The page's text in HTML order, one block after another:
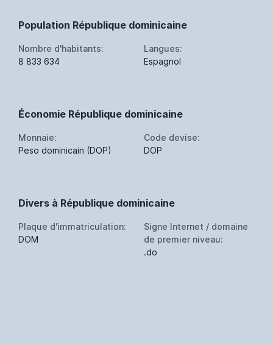
Population République dominicaine
Nombre d'habitants:
8 833 634
Langues:
Espagnol
Économie République dominicaine
Monnaie:
Peso dominicain (DOP)
Code devise:
DOP
Divers à République dominicaine
Plaque d'immatriculation:
DOM
Signe Internet / domaine
de premier niveau:
.do